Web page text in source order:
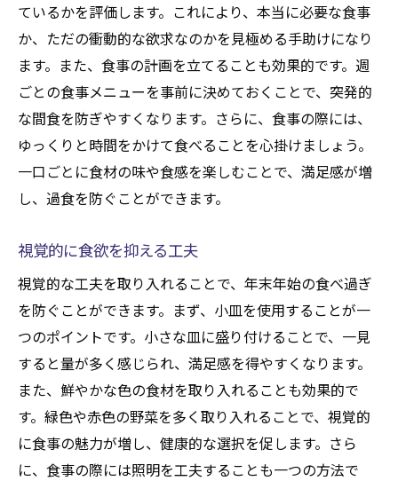
ているかを評価します。これにより、本当に必要な食事
か、ただの衝動的な欲求なのかを見極める手助けになり
ます。また、食事の計画を立てることも効果的です。週
ごとの食事メニューを事前に決めておくことで、突発的
な間食を防ぎやすくなります。さらに、食事の際には、
ゆっくりと時間をかけて食べることを心掛けましょう。
一口ごとに食材の味や食感を楽しむことで、満足感が増
し、過食を防ぐことができます。
視覚的に食欲を抑える工夫
視覚的な工夫を取り入れることで、年末年始の食べ過ぎ
を防ぐことができます。まず、小皿を使用することが一
つのポイントです。小さな皿に盛り付けることで、一見
すると量が多く感じられ、満足感を得やすくなります。
また、鮮やかな色の食材を取り入れることも効果的で
す。緑色や赤色の野菜を多く取り入れることで、視覚的
に食事の魅力が増し、健康的な選択を促します。さら
に、食事の際には照明を工夫することも一つの方法で